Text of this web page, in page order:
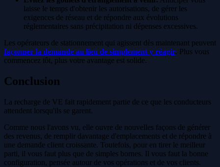
laisse le temps d'obtenir les autorisations, de gérer les
exigences de réseau et de répondre aux évolutions
réglementaires sans précipitation ni dépenses excessives.
Les opérateurs de stationnement qui agissent dès maintenant peuvent
façonner la demande au lieu de simplement y réagir. Plus vous
commencez tôt, plus votre avantage est solide.
Conclusion
La recharge de VE fait rapidement partie de ce que les conducteurs
attendent lorsqu'ils se garent.
Comme nous l'avons vu, elle ouvre de nouvelles façons de générer
des revenus, de remplir davantage d'emplacements et de répondre à
une demande client croissante. Toutefois, pour en tirer le meilleur
parti, il vous faut plus que de simples bornes. Il vous faut la bonne
configuration, pensée autour de vos opérations et de vos clients.